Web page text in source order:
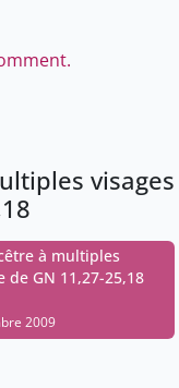
visages
à multiples
de GN 11,27-25,18
2009